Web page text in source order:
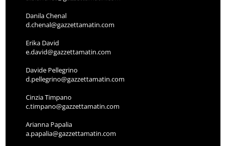
Danila Chenal
d.chenal@gazzettamatin.com
Erika David
e.david@gazzettamatin.com
Davide Pellegrino
d.pellegrino@gazzettamatin.com
Cinzia Timpano
c.timpano@gazzettamatin.com
Arianna Papalia
a.papalia@gazzettamatin.com